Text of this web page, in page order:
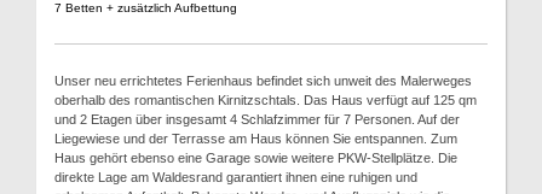
7 Betten + zusätzlich Aufbettung
Unser neu errichtetes Ferienhaus befindet sich unweit des Malerweges
oberhalb des romantischen Kirnitzschtals. Das Haus verfügt auf 125 qm
und 2 Etagen über insgesamt 4 Schlafzimmer für 7 Personen. Auf der
Liegewiese und der Terrasse am Haus können Sie entspannen. Zum
Haus gehört ebenso eine Garage sowie weitere PKW-Stellplätze. Die
direkte Lage am Waldesrand garantiert ihnen eine ruhigen und